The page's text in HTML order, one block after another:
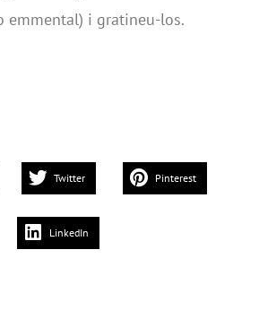
emmental) i gratineu-los.
Twitter Pinterest
LinkedIn